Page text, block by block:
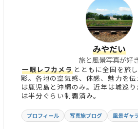
みやだい
旅と風景写真が好
一眼レフカメラ とともに全国を旅
影。各地の空気感、体感、魅力を
は鹿児島と沖縄のみ。近年は城巡
は半分ぐらい制覇済み。
プロフィール 写真旅ブログ 風景ギャ